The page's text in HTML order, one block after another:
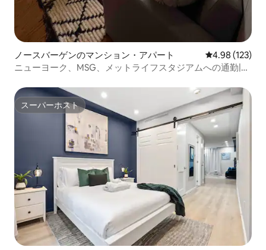
ノースバーゲンのマンション・アパート レビュー123
4.98 (123)
ニューヨーク、MSG、メットライフスタジアムへの通勤|ガ
スーパーホスト
スーパーホスト